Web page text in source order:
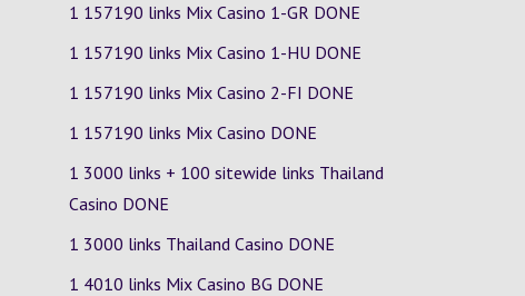
1 157190 links Mix Casino 1-GR DONE
1 157190 links Mix Casino 1-HU DONE
1 157190 links Mix Casino 2-FI DONE
1 157190 links Mix Casino DONE
1 3000 links + 100 sitewide links Thailand
Casino DONE
1 3000 links Thailand Casino DONE
1 4010 links Mix Casino BG DONE